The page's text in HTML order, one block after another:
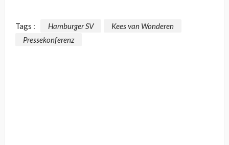
Tags : Hamburger SV
Kees van Wonderen
Pressekonferenz